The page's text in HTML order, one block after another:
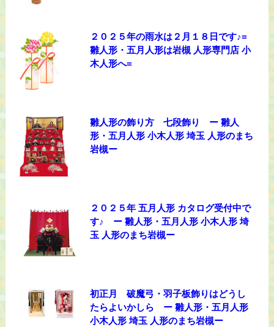
２０２５年の雨水は２月１８日です♪=
雛人形・五月人形は岩槻 人形専門店 小
木人形へ=
雛人形の飾り方 七段飾り ー 雛人
形・五月人形 小木人形 埼玉 人形のまち
岩槻ー
２０２５年 五月人形 カタログ受付中で
す♪ ー 雛人形・五月人形 小木人形 埼
玉 人形のまち岩槻ー
初正月 破魔弓・羽子板飾りはどうし
たらよいかしら ー 雛人形・五月人形
小木人形 埼玉 人形のまち岩槻ー